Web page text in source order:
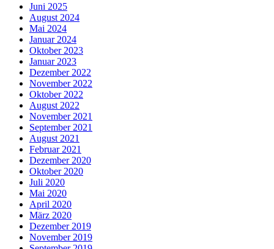
Juni 2025
August 2024
Mai 2024
Januar 2024
Oktober 2023
Januar 2023
Dezember 2022
November 2022
Oktober 2022
August 2022
November 2021
September 2021
August 2021
Februar 2021
Dezember 2020
Oktober 2020
Juli 2020
Mai 2020
April 2020
März 2020
Dezember 2019
November 2019